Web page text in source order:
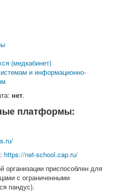
(медкабинет)
и информационно-
нет.
платформы:
https://net-school.cap.ru/
организации приспособлен для
с ограниченными
пандус).